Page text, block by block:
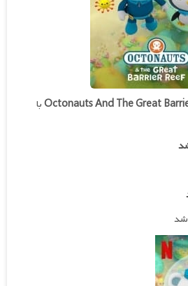
Octonauts And The Greatبا
شد